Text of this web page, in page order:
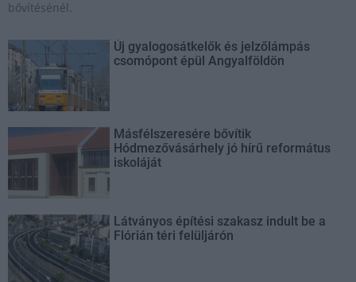
bővítésénél.
Új gyalogosátkelők és jelzőlámpás
csomópont épül Angyalföldön
Másfélszeresére bővítik
Hódmezővásárhely jó hírű református
iskoláját
Látványos építési szakasz indult be a
Flórián téri felüljárón